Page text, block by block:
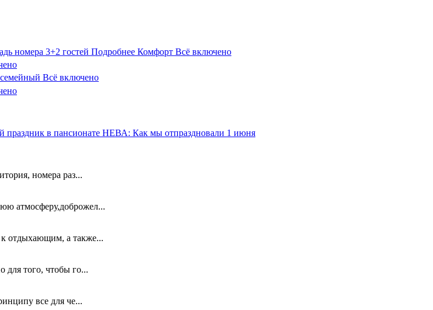
номера 3+2 гостей Подробнее Комфорт Всё включено
Всё включено
праздник в пансионате НЕВА: Как мы отпраздновали 1 июня
номера раз...
атмосферу,доброжел...
к отдыхающим, а также...
для того, чтобы го...
все для че...